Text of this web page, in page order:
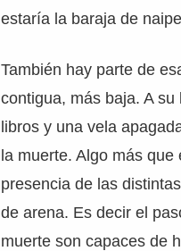
estaría la baraja de
También hay parte de
contigua, más baja. A su
libros y una vela
la muerte. Algo más que
presencia de las
de arena. Es decir el
muerte son capaces de